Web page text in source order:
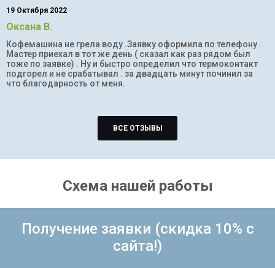
19 Октября 2022
Оксана В.
Кофемашина не грела воду .Заявку оформила по телефону .
Мастер приехал в тот же день ( сказал как раз рядом был
тоже по заявке) . Ну и быстро определил что термоконтакт
подгорел и не срабатывал . за двадцать минут починил за
что благодарность от меня.
ВСЕ ОТЗЫВЫ
Схема нашей работы
Получение заявки (скидка 10% с
сайта!)